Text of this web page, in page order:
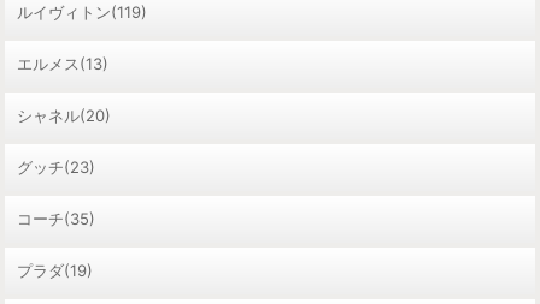
ルイヴィトン(119)
エルメス(13)
シャネル(20)
グッチ(23)
コーチ(35)
プラダ(19)